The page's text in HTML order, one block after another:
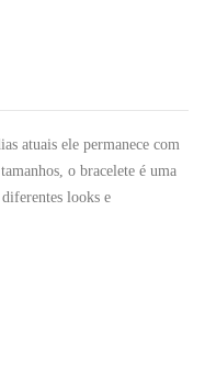
atuais ele permanece com
o bracelete é uma
looks e